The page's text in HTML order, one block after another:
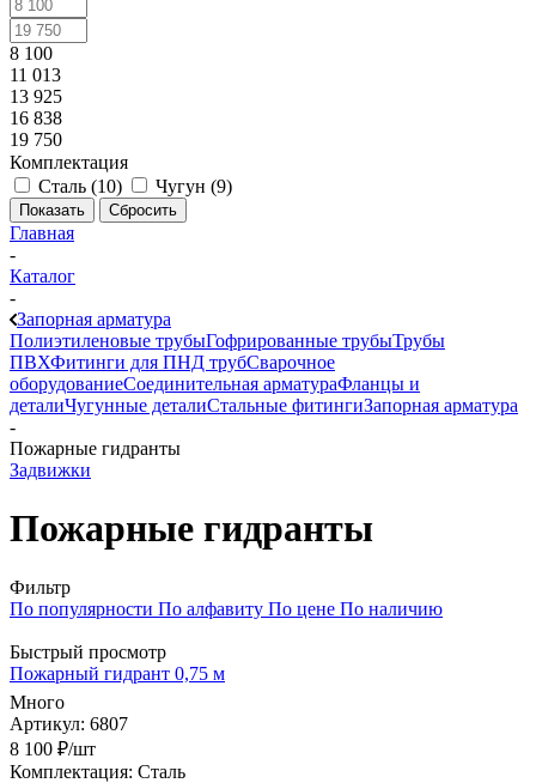
8 100
11 013
13 925
16 838
19 750
Комплектация
Сталь (10) Чугун (9)
Показать Сбросить
Главная
-
Каталог
-
Запорная арматура
Полиэтиленовые трубыГофрированные трубыТрубы
ПВХФитинги для ПНД трубСварочное
оборудованиеСоединительная арматураФланцы и
деталиЧугунные деталиСтальные фитингиЗапорная арматура
-
Пожарные гидранты
Задвижки
Пожарные гидранты
Фильтр
По популярности По алфавиту По цене По наличию
Быстрый просмотр
Пожарный гидрант 0,75 м
Много
Артикул: 6807
8 100 ₽/шт
Комплектация: Сталь